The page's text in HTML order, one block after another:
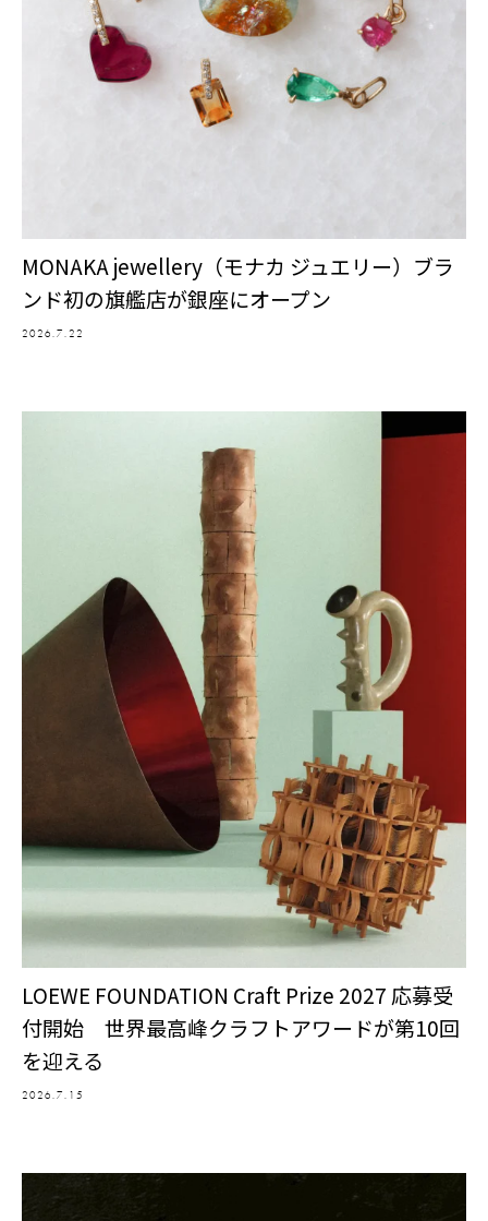
MONAKA jewellery（モナカ ジュエリー）ブラ
ンド初の旗艦店が銀座にオープン
2026.7.22
LOEWE FOUNDATION Craft Prize 2027 応募受
付開始 世界最高峰クラフトアワードが第10回
を迎える
2026.7.15